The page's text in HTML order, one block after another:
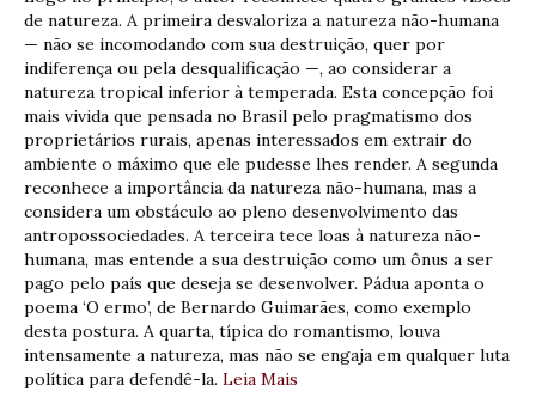
de natureza. A primeira desvaloriza a natureza não-humana
— não se incomodando com sua destruição, quer por
indiferença ou pela desqualificação —, ao considerar a
natureza tropical inferior à temperada. Esta concepção foi
mais vivida que pensada no Brasil pelo pragmatismo dos
proprietários rurais, apenas interessados em extrair do
ambiente o máximo que ele pudesse lhes render. A segunda
reconhece a importância da natureza não-humana, mas a
considera um obstáculo ao pleno desenvolvimento das
antropossociedades. A terceira tece loas à natureza não-
humana, mas entende a sua destruição como um ônus a ser
pago pelo país que deseja se desenvolver. Pádua aponta o
poema ‘O ermo’, de Bernardo Guimarães, como exemplo
desta postura. A quarta, típica do romantismo, louva
intensamente a natureza, mas não se engaja em qualquer luta
política para defendê-la. Leia Mais